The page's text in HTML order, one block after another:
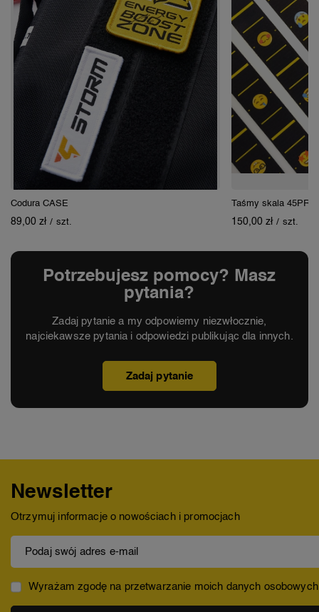
Codura CASE
89,00 zł / szt.
Taśmy skala 45PRO
150,00 zł / szt.
Potrzebujesz pomocy? Masz
pytania?
Zadaj pytanie a my odpowiemy niezwłocznie,
najciekawsze pytania i odpowiedzi publikując dla innych.
Zadaj pytanie
Newsletter
Otrzymuj informacje o nowościach i promocjach
Podaj swój adres e-mail
Wyrażam zgodę na przetwarzanie moich danych